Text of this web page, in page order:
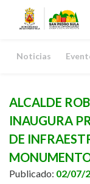
Noticias
ALCALDE
INAUGURA
DE
Publicado: 02/07/